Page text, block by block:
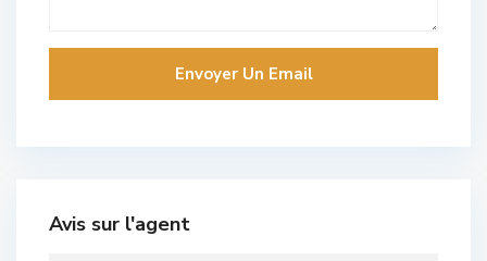
Avis sur l'agent